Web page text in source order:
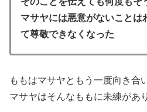
マサヤには悪意がないことは
て尊敬できなくなった
ももはマサヤともう一度向き合
マサヤはそんなももに未練があ